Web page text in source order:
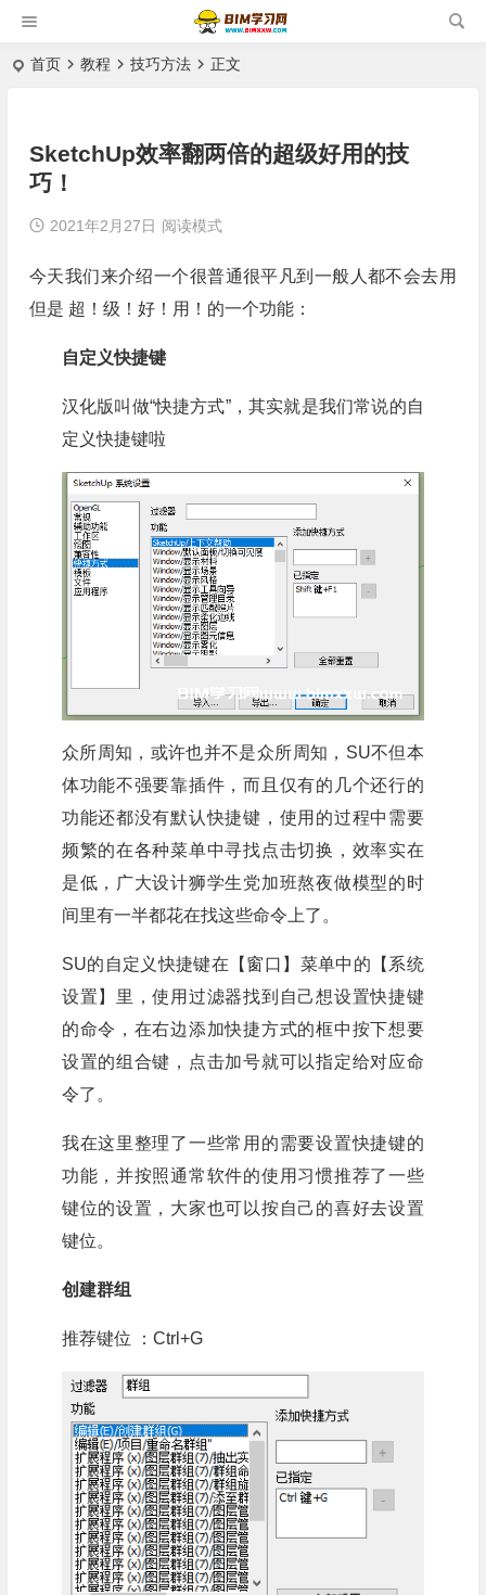
首页 教程 技巧方法 正文
SketchUp效率翻两倍的超级好用的技
巧！
2021年2月27日 阅读模式
今天我们来介绍一个很普通很平凡到一般人都不会去用
但是 超！级！好！用！的一个功能：
自定义快捷键
汉化版叫做“快捷方式”，其实就是我们常说的自
定义快捷键啦
众所周知，或许也并不是众所周知，SU不但本
体功能不强要靠插件，而且仅有的几个还行的
功能还都没有默认快捷键，使用的过程中需要
频繁的在各种菜单中寻找点击切换，效率实在
是低，广大设计狮学生党加班熬夜做模型的时
间里有一半都花在找这些命令上了。
SU的自定义快捷键在【窗口】菜单中的【系统
设置】里，使用过滤器找到自己想设置快捷键
的命令，在右边添加快捷方式的框中按下想要
设置的组合键，点击加号就可以指定给对应命
令了。
我在这里整理了一些常用的需要设置快捷键的
功能，并按照通常软件的使用习惯推荐了一些
键位的设置，大家也可以按自己的喜好去设置
键位。
创建群组
推荐键位 ：Ctrl+G